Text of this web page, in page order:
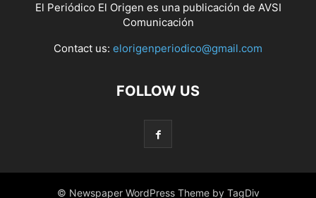
El Periódico El Origen es una publicación de AVSI
Comunicación
Contact us: elorigenperiodico@gmail.com
FOLLOW US
© Newspaper WordPress Theme by TagDiv